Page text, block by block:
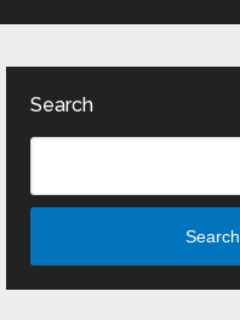
Search
Search